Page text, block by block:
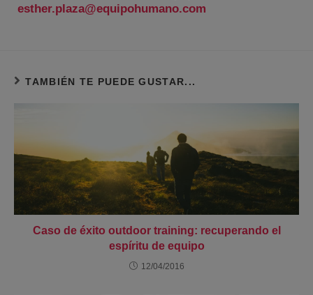
esther.plaza@equipohumano.com
TAMBIÉN TE PUEDE GUSTAR...
Caso de éxito outdoor training: recuperando el
espíritu de equipo
12/04/2016